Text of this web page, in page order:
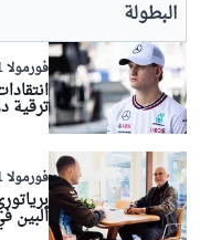
البطولة
فورمولا 1
ترقية
فورمولا 1
ألبين